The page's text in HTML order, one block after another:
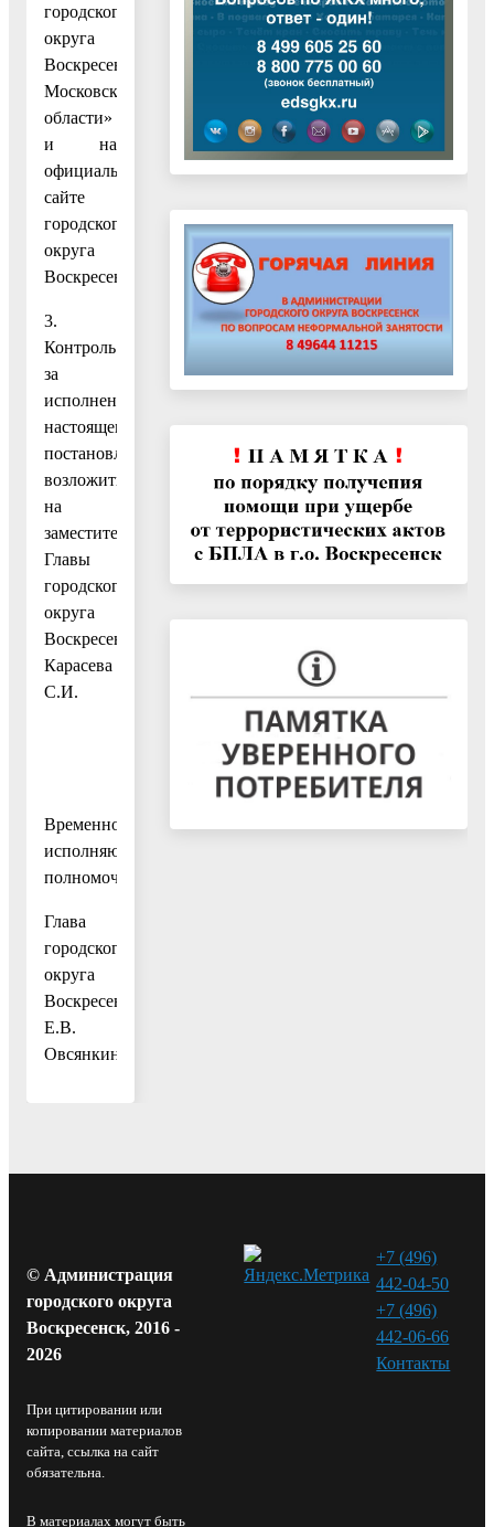
городского
округа
Воскресенск
Московской
области»
и на
официальном
сайте
городского
округа
Воскресенск.
3.
Контроль
за
исполнением
настоящего
постановления
возложить
на
заместителя
Главы
городского
округа
Воскресенск
Карасева
С.И.
Временно
исполняющий
полномочия
Глава
городского
округа
Воскресенск
Е.В.
Овсянкина
© Администрация
городского округа
Воскресенск, 2016 -
2026
При цитировании или
копировании материалов
сайта, ссылка на сайт
обязательна.
В материалах могут быть
+7 (496)
442-04-50
+7 (496)
442-06-66
Контакты⁠